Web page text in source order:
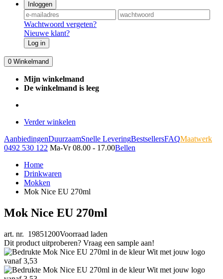
Inloggen
Wachtwoord vergeten?
Nieuwe klant?
Log in
0 Winkelmand
Mijn winkelmand
De winkelmand is leeg
Verder winkelen
AanbiedingenDuurzaamSnelle LeveringBestsellersFAQMaatwerk
0492 530 122 Ma-Vr 08.00 - 17.00Bellen
Home
Drinkwaren
Mokken
Mok Nice EU 270ml
Mok Nice EU 270ml
art. nr. 19851200Voorraad laden
Dit product uitproberen? Vraag een sample aan!